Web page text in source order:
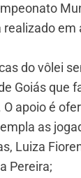
realizado em
do vôlei
Goiás que
apoio é
as
Luiza
Pereira;